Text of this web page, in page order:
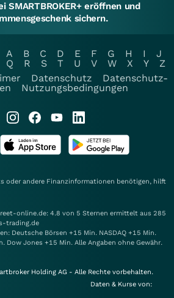
SMARTBROKER+ eröffnen und
sichern.
A B C D E F G H I
J
Q R S T U V W X Y
Z
Datenschutz
Datenschutz-
Nutzungsbedingungen
oder andere Finanzinformationen benötigen, hilft
online.de: 4.8 von 5 Sternen ermittelt aus 285
trading.de
Deutsche Börsen +15 Min. NASDAQ +15 Min.
Dow Jones +15 Min. Alle Angaben ohne Gewähr.
Holding AG - Alle Rechte vorbehalten.
Daten & Kurse von: